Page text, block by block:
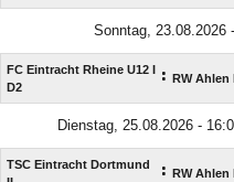
Sonntag, 23.08.2026
FC Eintracht Rheine U12 I
D2
: RW Ahlen II
Dienstag, 25.08.2026 -
TSC Eintracht Dortmund
: RW Ahlen II